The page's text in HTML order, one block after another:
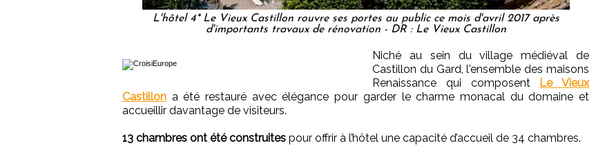
L'hôtel 4* Le Vieux Castillon rouvre ses portes au public ce mois d'avril 2017 après
d'importants travaux de rénovation - DR : Le Vieux Castillon
Niché au sein du village médiéval de
Castillon du Gard, l'ensemble des maisons
Renaissance qui composent Le Vieux
Castillon a été restauré avec élégance pour garder le charme monacal du domaine et
accueillir davantage de visiteurs.
13 chambres ont été construites pour offrir à l’hôtel une capacité d’accueil de 34 chambres.